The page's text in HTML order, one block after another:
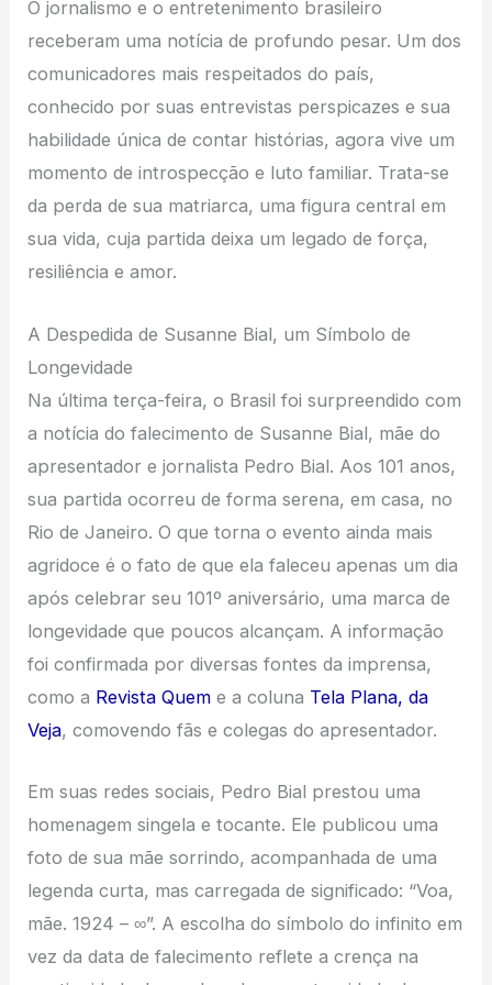
O jornalismo e o entretenimento brasileiro
receberam uma notícia de profundo pesar. Um dos
comunicadores mais respeitados do país,
conhecido por suas entrevistas perspicazes e sua
habilidade única de contar histórias, agora vive um
momento de introspecção e luto familiar. Trata-se
da perda de sua matriarca, uma figura central em
sua vida, cuja partida deixa um legado de força,
resiliência e amor.
A Despedida de Susanne Bial, um Símbolo de
Longevidade
Na última terça-feira, o Brasil foi surpreendido com
a notícia do falecimento de Susanne Bial, mãe do
apresentador e jornalista Pedro Bial. Aos 101 anos,
sua partida ocorreu de forma serena, em casa, no
Rio de Janeiro. O que torna o evento ainda mais
agridoce é o fato de que ela faleceu apenas um dia
após celebrar seu 101º aniversário, uma marca de
longevidade que poucos alcançam. A informação
foi confirmada por diversas fontes da imprensa,
como a Revista Quem e a coluna Tela Plana, da
Veja, comovendo fãs e colegas do apresentador.
Em suas redes sociais, Pedro Bial prestou uma
homenagem singela e tocante. Ele publicou uma
foto de sua mãe sorrindo, acompanhada de uma
legenda curta, mas carregada de significado: “Voa,
mãe. 1924 – ∞”. A escolha do símbolo do infinito em
vez da data de falecimento reflete a crença na